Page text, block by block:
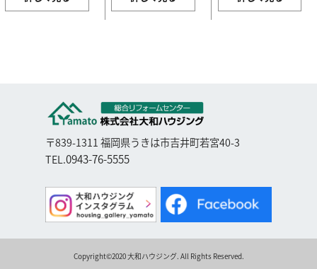
〒839-1311 福岡県うきは市吉井町若宮40-3
TEL.0943-76-5555
Copyright©2020 大和ハウジング. All Rights Reserved.